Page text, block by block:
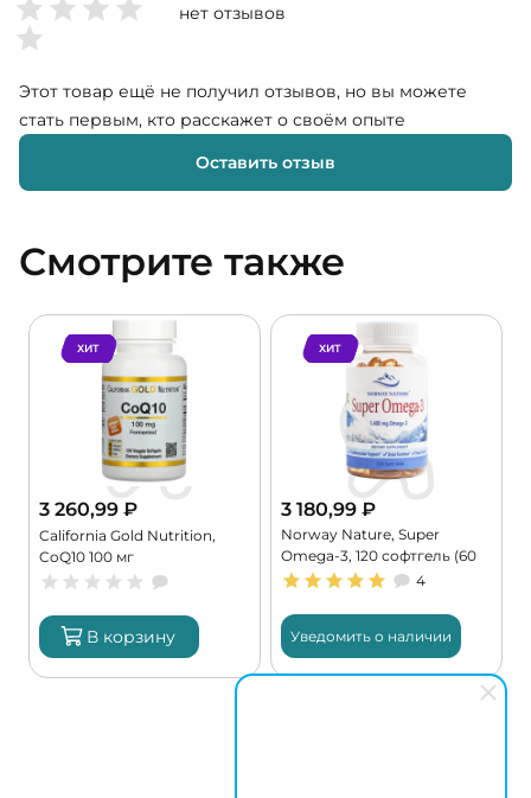
нет отзывов
Этот товар ещё не получил отзывов, но вы можете
стать первым, кто расскажет о своём опыте
Оставить отзыв
Смотрите также
ХИТ
3 260,99 ₽
California Gold Nutrition,
CoQ10 100 мг
В корзину
ХИТ
3 180,99 ₽
Norway Nature, Super
Omega-3, 120 софтгель (60
порций)
4
Уведомить о наличии